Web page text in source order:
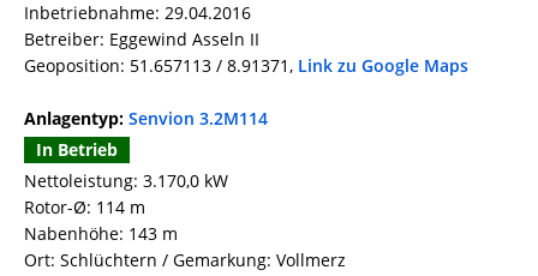
Inbetriebnahme: 29.04.2016
Betreiber: Eggewind Asseln II
Geoposition: 51.657113 / 8.91371, Link zu Google Maps
Anlagentyp: Senvion 3.2M114
In Betrieb
Nettoleistung: 3.170,0 kW
Rotor-Ø: 114 m
Nabenhöhe: 143 m
Ort: Schlüchtern / Gemarkung: Vollmerz